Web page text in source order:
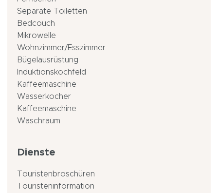
Separate Toiletten
Bedcouch
Mikrowelle
Wohnzimmer/Esszimmer
Bügelausrüstung
Induktionskochfeld
Kaffeemaschine
Wasserkocher
Kaffeemaschine
Waschraum
Dienste
Touristenbroschüren
Touristeninformation